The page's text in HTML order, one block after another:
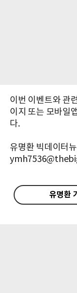
이번 이벤트와 관
이지 또는 모바일
다.
유명환 빅데이터
유명환